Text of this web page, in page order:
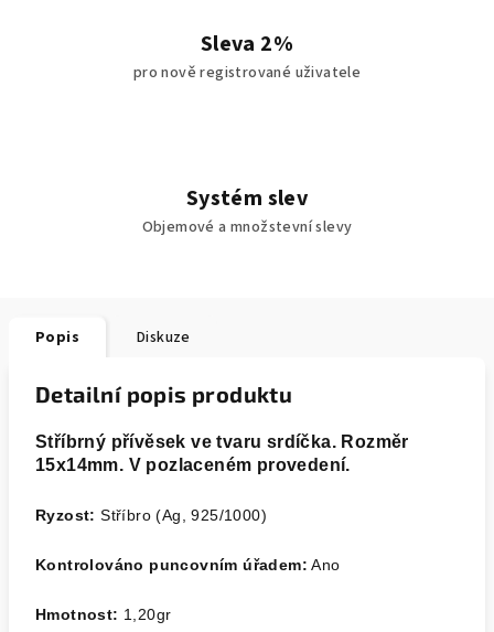
Sleva 2%
pro nově registrované uživatele
Systém slev
Objemové a množstevní slevy
Popis Diskuze
Detailní popis produktu
Stříbrný přívěsek ve tvaru srdíčka. Rozměr
15x14mm. V pozlaceném provedení.
Ryzost:Stříbro (Ag, 925/1000)
Kontrolováno puncovním úřadem: Ano
Hmotnost: 1,20gr